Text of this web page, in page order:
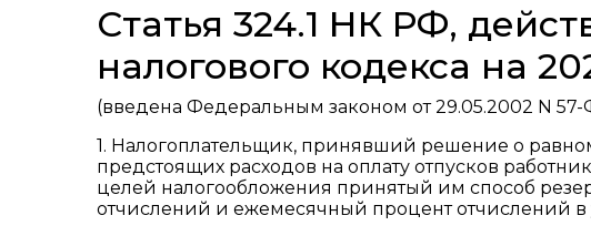
Статья 324.1 НК РФ,
налогового кодекса на
(введена Федеральным законом от 29.05.2002 N 57-
1. Налогоплательщик, принявший решение о
предстоящих расходов на оплату отпусков
целей налогообложения принятый им способ
отчислений и ежемесячный процент отчислений в